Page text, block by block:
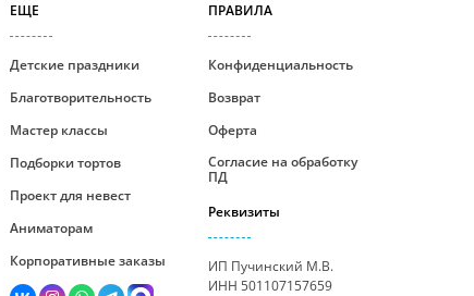
ЕЩЕ
Детские праздники
Благотворительность
Мастер классы
Подборки тортов
Проект для невест
Аниматорам
Корпоративные заказы
ПРАВИЛА
Конфиденциальность
Возврат
Оферта
Согласие на обработку
ПД
Реквизиты
ИП Пучинский М.В.
ИНН 501107157659